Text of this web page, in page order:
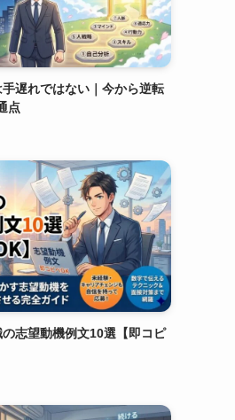
遅れではない｜今から逆転
点
の志望動機例文10選【即コピ